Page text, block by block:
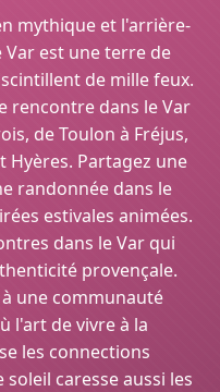
mythique et l'arrière-
Var est une terre de
de mille feux.
rencontre dans le Var
de Toulon à Fréjus,
Hyères. Partagez une
randonnée dans le
estivales animées.
dans le Var qui
provençale.
une communauté
l'art de vivre à la
les connections
caresse aussi les